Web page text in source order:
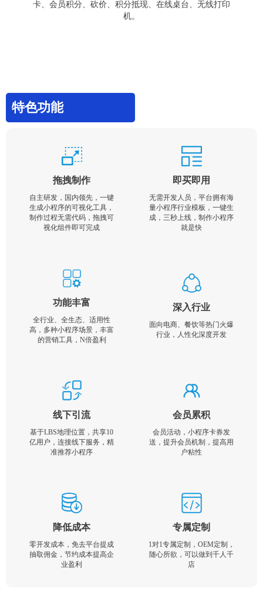
卡、会员积分、砍价、积分抵现、在线桌台、无线打印
机。
特色功能
拖拽制作
自主研发，国内领先，一键
生成小程序的可视化工具，
制作过程无需代码，拖拽可
视化组件即可完成
即买即用
无需开发人员，平台拥有海
量小程序行业模板，一键生
成，三秒上线，制作小程序
就是快
功能丰富
全行业、全生态、适用性
高，多种小程序场景，丰富
的营销工具，N倍盈利
深入行业
面向电商、餐饮等热门火爆
行业，人性化深度开发
线下引流
基于LBS地理位置，共享10
亿用户，连接线下服务，精
准推荐小程序
会员累积
会员活动，小程序卡券发
送，提升会员机制，提高用
户粘性
降低成本
零开发成本，免去平台提成
抽取佣金，节约成本提高企
业盈利
专属定制
1对1专属定制，OEM定制，
随心所欲，可以做到千人千
店